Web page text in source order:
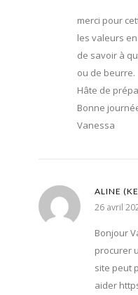
merci pour
les valeurs
de savoir à
ou de beurre.
Hâte de
Bonne
Vanessa
ALINE
26 avril
Bonjour
procurer
site peut
aider